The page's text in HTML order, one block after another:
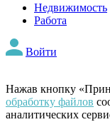
Недвижимость
Работа
Войти
Нажав кнопку
обработку файлов
аналитических